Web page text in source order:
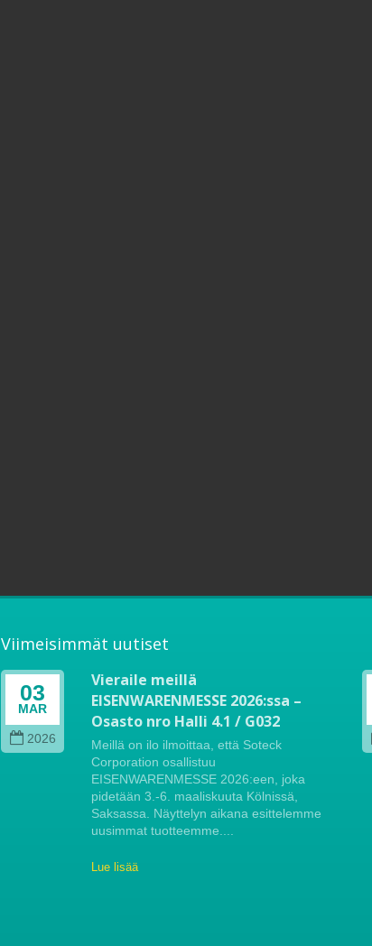
Viimeisimmät uutiset
03
MAR
2026
Vieraile meillä
EISENWARENMESSE 2026:ssa –
Osasto nro Halli 4.1 / G032
Meillä on ilo ilmoittaa, että Soteck
Corporation osallistuu
EISENWARENMESSE 2026:een, joka
pidetään 3.-6. maaliskuuta Kölnissä,
Saksassa. Näyttelyn aikana esittelemme
uusimmat tuotteemme....
Lue lisää